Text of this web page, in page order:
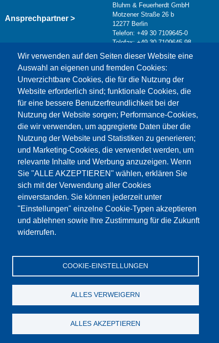
Wir verwenden auf den Seiten dieser Website eine
Auswahl an eigenen und fremden Cookies:
Unverzichtbare Cookies, die für die Nutzung der
Website erforderlich sind; funktionale Cookies, die
für eine bessere Benutzerfreundlichkeit bei der
Nutzung der Website sorgen; Performance-Cookies,
die wir verwenden, um aggregierte Daten über die
Nutzung der Website und Statistiken zu generieren;
und Marketing-Cookies, die verwendet werden, um
relevante Inhalte und Werbung anzuzeigen. Wenn
Sie "ALLE AKZEPTIEREN" wählen, erklären Sie
sich mit der Verwendung aller Cookies
einverstanden. Sie können jederzeit unter
"Einstellungen" einzelne Cookie-Typen akzeptieren
und ablehnen sowie Ihre Zustimmung für die Zukunft
widerrufen.
COOKIE-EINSTELLUNGEN
ALLES VERWEIGERN
ALLES AKZEPTIEREN
Ansprechpartner >
Bluhm & Feuerherdt GmbH
Motzener Straße 26 b
12277 Berlin
Telefon: +49 30 7109645-0
Telefax: +49 30 7109645-98
info@testing.de
Dieser Inhalt ist blockiert, da die Google Maps
Cookies nicht akzeptiert wurden.
NUR DIE GOOGLE MAPS COOKIES
AKZEPTIEREN.
Alle Cookies akzeptieren
© Testing Bluhm & Feuerherdt GmbH 08.08.2026
YouTube-Twitter-LinkedIn